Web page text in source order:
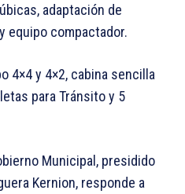
adaptación de
equipo compactador.
4×4 y 4×2, cabina sencilla
para Tránsito y 5
Municipal, presidido
Kernion, responde a